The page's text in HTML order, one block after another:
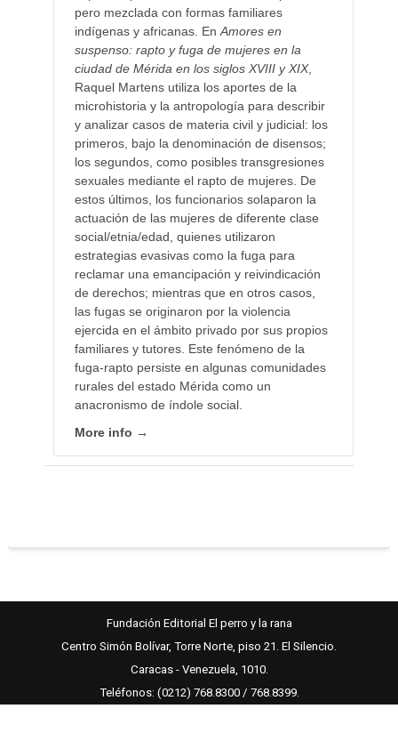
pero mezclada con formas familiares
indígenas y africanas. En Amores en
suspenso: rapto y fuga de mujeres en la
ciudad de Mérida en los siglos XVIII y XIX,
Raquel Martens utiliza los aportes de la
microhistoria y la antropología para describir
y analizar casos de materia civil y judicial: los
primeros, bajo la denominación de disensos;
los segundos, como posibles transgresiones
sexuales mediante el rapto de mujeres. De
estos últimos, los funcionarios solaparon la
actuación de las mujeres de diferente clase
social/etnia/edad, quienes utilizaron
estrategias evasivas como la fuga para
reclamar una emancipación y reivindicación
de derechos; mientras que en otros casos,
las fugas se originaron por la violencia
ejercida en el ámbito privado por sus propios
familiares y tutores. Este fenómeno de la
fuga-rapto persiste en algunas comunidades
rurales del estado Mérida como un
anacronismo de índole social.
More info →
Fundación Editorial El perro y la rana
Centro Simón Bolívar, Torre Norte, piso 21. El Silencio.
Caracas - Venezuela, 1010.
Teléfonos: (0212) 768.8300 / 768.8399.